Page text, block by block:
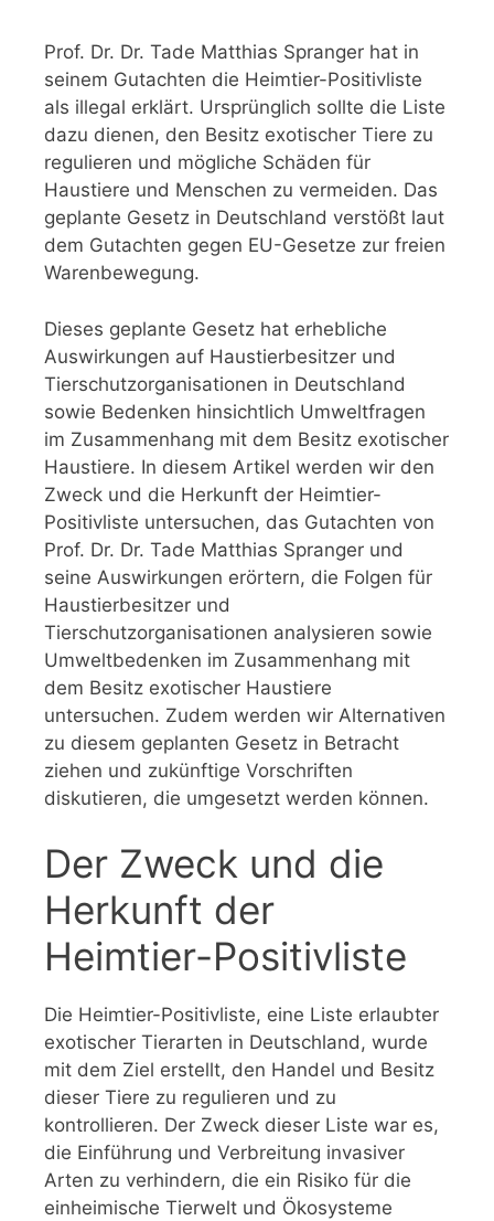
Prof. Dr. Dr. Tade Matthias Spranger hat in
seinem Gutachten die Heimtier-Positivliste
als illegal erklärt. Ursprünglich sollte die Liste
dazu dienen, den Besitz exotischer Tiere zu
regulieren und mögliche Schäden für
Haustiere und Menschen zu vermeiden. Das
geplante Gesetz in Deutschland verstößt laut
dem Gutachten gegen EU-Gesetze zur freien
Warenbewegung.
Dieses geplante Gesetz hat erhebliche
Auswirkungen auf Haustierbesitzer und
Tierschutzorganisationen in Deutschland
sowie Bedenken hinsichtlich Umweltfragen
im Zusammenhang mit dem Besitz exotischer
Haustiere. In diesem Artikel werden wir den
Zweck und die Herkunft der Heimtier-
Positivliste untersuchen, das Gutachten von
Prof. Dr. Dr. Tade Matthias Spranger und
seine Auswirkungen erörtern, die Folgen für
Haustierbesitzer und
Tierschutzorganisationen analysieren sowie
Umweltbedenken im Zusammenhang mit
dem Besitz exotischer Haustiere
untersuchen. Zudem werden wir Alternativen
zu diesem geplanten Gesetz in Betracht
ziehen und zukünftige Vorschriften
diskutieren, die umgesetzt werden können.
Der Zweck und die
Herkunft der
Heimtier-Positivliste
Die Heimtier-Positivliste, eine Liste erlaubter
exotischer Tierarten in Deutschland, wurde
mit dem Ziel erstellt, den Handel und Besitz
dieser Tiere zu regulieren und zu
kontrollieren. Der Zweck dieser Liste war es,
die Einführung und Verbreitung invasiver
Arten zu verhindern, die ein Risiko für die
einheimische Tierwelt und Ökosysteme